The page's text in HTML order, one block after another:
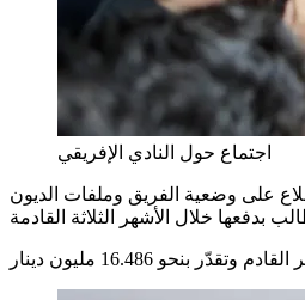
اجتماع حول النادي الإفريقي
والحاليين وذلك للاطلاع على وضعية الفريق وملفات الديون